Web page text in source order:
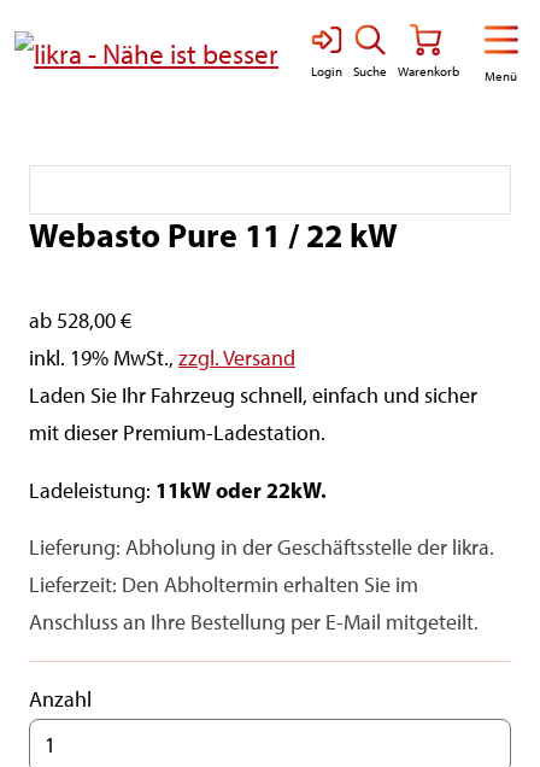
Login Suche Warenkorb Menü
Webasto Pure 11 / 22 kW
ab 528,00 €
inkl. 19% MwSt., zzgl. Versand
Laden Sie Ihr Fahrzeug schnell, einfach und sicher
mit dieser Premium-Ladestation.
Ladeleistung: 11kW oder 22kW.
Lieferung: Abholung in der Geschäftsstelle der likra.
Lieferzeit: Den Abholtermin erhalten Sie im
Anschluss an Ihre Bestellung per E-Mail mitgeteilt.
Anzahl